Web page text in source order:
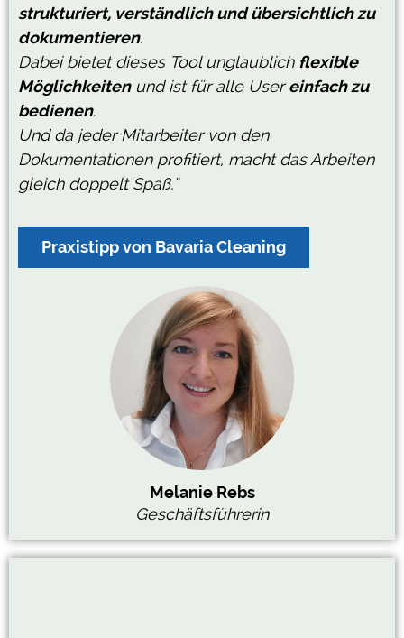
strukturiert, verständlich und übersichtlich zu
dokumentieren.
Dabei bietet dieses Tool unglaublich flexible
Möglichkeitenund ist für alle Usereinfach zu
bedienen.
Und da jeder Mitarbeiter von den
Dokumentationen profitiert, macht das Arbeiten
gleich doppelt Spaß.“
Praxistipp von Bavaria Cleaning
Melanie Rebs
Geschäftsführerin